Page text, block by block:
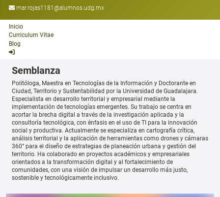
mar.rojas1181@alumnos.udg.mx
Inicio
Curriculum Vitae
Blog
Semblanza
Politóloga, Maestra en Tecnologías de la Información y Doctorante en
Ciudad, Territorio y Sustentabilidad por la Universidad de Guadalajara.
Especialista en desarrollo territorial y empresarial mediante la
implementación de tecnologías emergentes. Su trabajo se centra en
acortar la brecha digital a través de la investigación aplicada y la
consultoría tecnológica, con énfasis en el uso de TI para la innovación
social y productiva. Actualmente se especializa en cartografía crítica,
análisis territorial y la aplicación de herramientas como drones y cámaras
360° para el diseño de estrategias de planeación urbana y gestión del
territorio. Ha colaborado en proyectos académicos y empresariales
orientados a la transformación digital y al fortalecimiento de
comunidades, con una visión de impulsar un desarrollo más justo,
sostenible y tecnológicamente inclusivo.